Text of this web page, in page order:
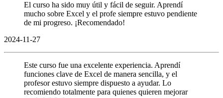
El curso ha sido muy útil y fácil de seguir. Aprendí
mucho sobre Excel y el profe siempre estuvo pendiente
de mi progreso. ¡Recomendado!
2024-11-27
Este curso fue una excelente experiencia. Aprendí
funciones clave de Excel de manera sencilla, y el
profesor estuvo siempre dispuesto a ayudar. Lo
recomiendo totalmente para quienes quieren mejorar